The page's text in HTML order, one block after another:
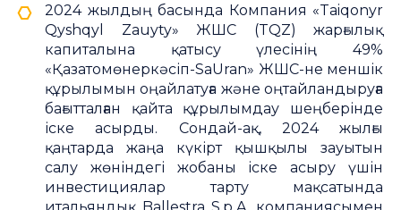
2024 жылдың басында Компания «Taiqonyr
Qyshqyl Zauyty» ЖШС (TQZ) жарғылық
капиталына қатысу үлесінің 49%
«Қазатомөнеркәсіп-SaUran» ЖШС-не меншік
құрылымын оңайлатуға және оңтайландыруға
бағытталған қайта құрылымдау шеңберінде
іске асырды. Сондай-ақ, 2024 жылғы
қаңтарда жаңа күкірт қышқылы зауытын
салу жөніндегі жобаны іске асыру үшін
инвестициялар тарту мақсатында